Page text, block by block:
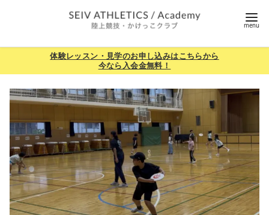
ツ
体験レッスン・見学のお申し込みはこちらから
今なら入会金無料！